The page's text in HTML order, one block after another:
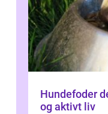
Hundefoder
og aktivt liv